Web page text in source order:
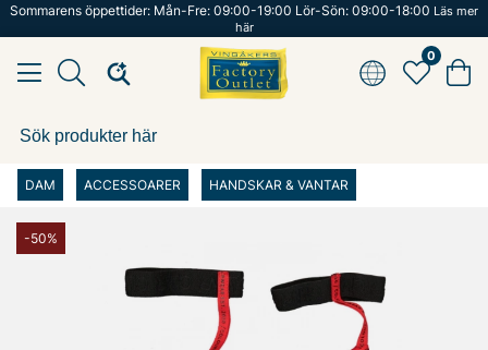
Sommarens öppettider: Mån-Fre: 09:00-19:00 Lör-Sön: 09:00-18:00 Läs mer
här
0
DAM ACCESSOARER HANDSKAR & VANTAR
-50%